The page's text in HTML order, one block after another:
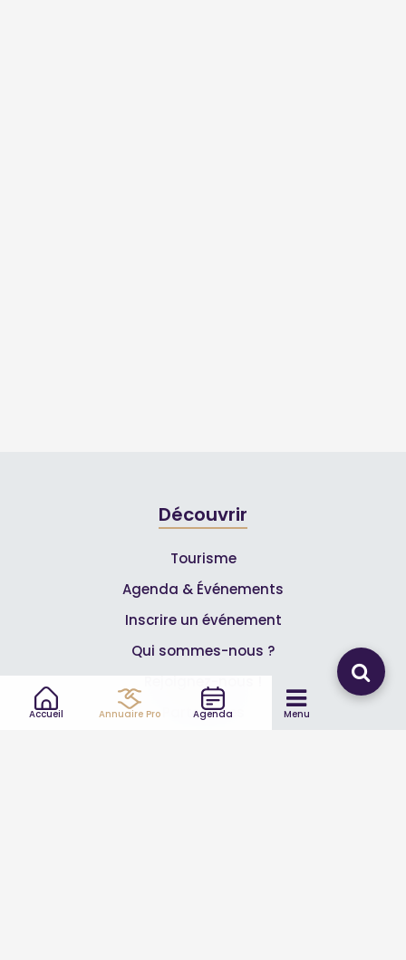
Accueil Annuaire Pro Agenda Menu
Découvrir
Tourisme
Agenda & Événements
Inscrire un événement
Qui sommes-nous ?
Rejoignez-nous !
Partenaires